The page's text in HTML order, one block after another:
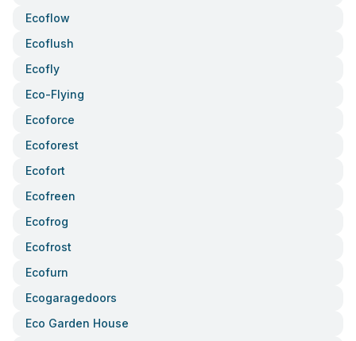
Ecoflow
Ecoflush
Ecofly
Eco-Flying
Ecoforce
Ecoforest
Ecofort
Ecofreen
Ecofrog
Ecofrost
Ecofurn
Ecogaragedoors
Eco Garden House